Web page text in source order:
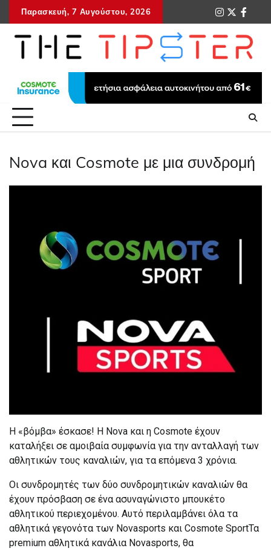
to
content
Παρασκευή, 7 Αυγούστου, 2026
instagram
twitter
Nova και Cosmote με μια συνδρομή
Η «βόμβα» έσκασε! Η Nova και η Cosmote έχουν
καταλήξει σε αμοιβαία συμφωνία για την ανταλλαγή των
αθλητικών τους καναλιών, για τα επόμενα 3 χρόνια.
Οι συνδρομητές των δύο συνδρομητικών καναλιών θα
έχουν πρόσβαση σε ένα ασυναγώνιστο μπουκέτο
αθλητικού περιεχομένου. Αυτό περιλαμβάνει όλα τα
αθλητικά γεγονότα των Novasports και Cosmote SportΤα
premium αθλητικά κανάλια Novasports, θα